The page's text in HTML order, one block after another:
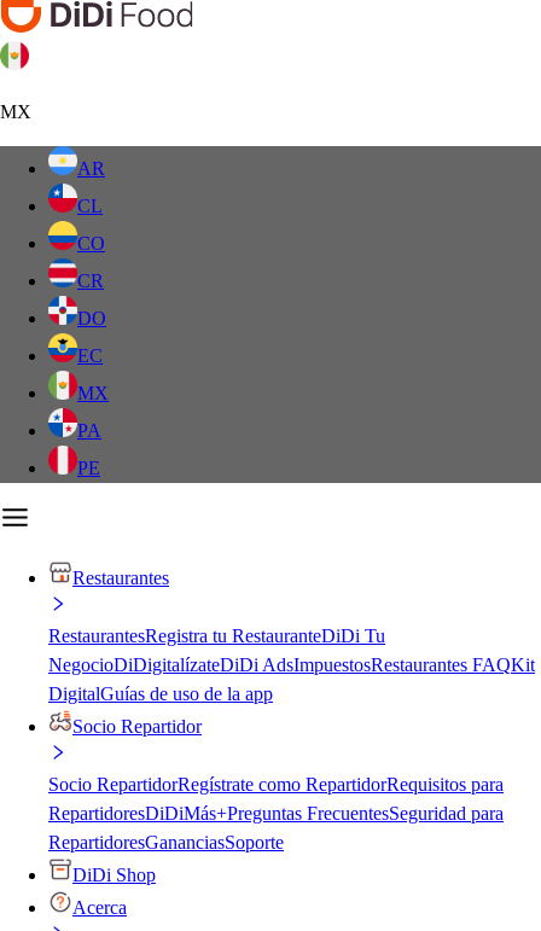
MX
AR
CL
CO
CR
DO
EC
MX
PA
PE
Restaurantes
RestaurantesRegistra tu RestauranteDiDi Tu
NegocioDiDigitalízateDiDi AdsImpuestosRestaurantes FAQKit
DigitalGuías de uso de la app
Socio Repartidor
Socio RepartidorRegístrate como RepartidorRequisitos para
RepartidoresDiDiMás+Preguntas FrecuentesSeguridad para
RepartidoresGananciasSoporte
DiDi Shop
Acerca